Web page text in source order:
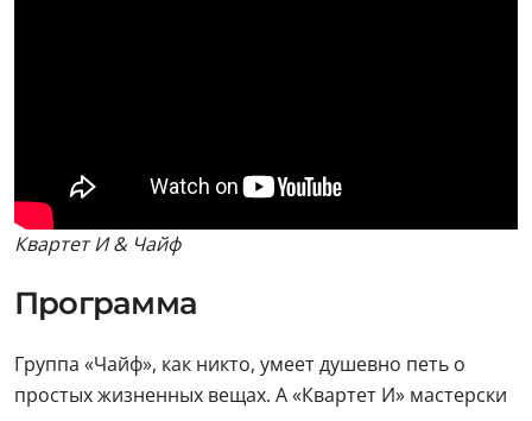
Квартет И & Чайф
Программа
Группа «Чайф», как никто, умеет душевно петь о
простых жизненных вещах. А «Квартет И» мастерски